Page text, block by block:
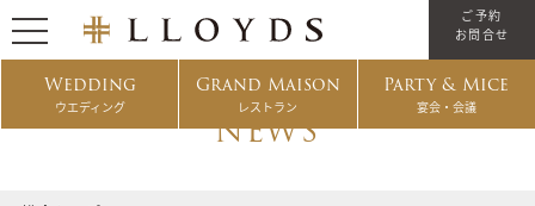
Wedding
ウエディング
Grand Maison
レストラン
Party & Mice
宴会・会議
ご予約
お問合せ
NEWS